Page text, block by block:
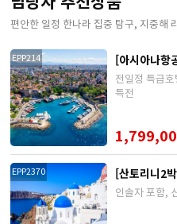
편안한 일정 한나라 집중 탐구, 지중해
EPP214 [아시아나항
전일정 특급
특전
EPP2370 [산토리니2
인솔자 포함,